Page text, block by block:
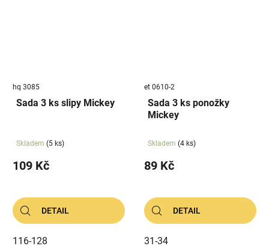
hq 3085
Sada 3 ks slipy Mickey
Skladem (5 ks)
109 Kč
DETAIL
116-128
et 0610-2
Sada 3 ks ponožky
Mickey
Skladem (4 ks)
89 Kč
DETAIL
31-34